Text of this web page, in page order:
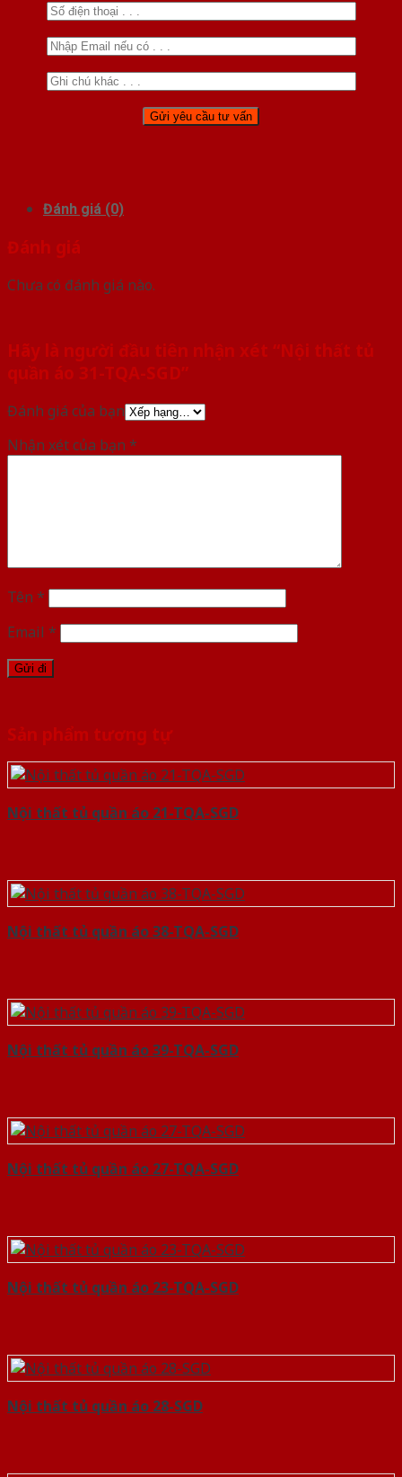
Đánh giá (0)
Đánh giá
Chưa có đánh giá nào.
Hãy là người đầu tiên nhận xét “Nội thất tủ
quần áo 31-TQA-SGD”
Đánh giá của bạn
Nhận xét của bạn *
Tên *
Email *
Sản phẩm tương tự
Nội thất tủ quần áo 21-TQA-SGD
Nội thất tủ quần áo 38-TQA-SGD
Nội thất tủ quần áo 39-TQA-SGD
Nội thất tủ quần áo 27-TQA-SGD
Nội thất tủ quần áo 23-TQA-SGD
Nội thất tủ quần áo 28-SGD